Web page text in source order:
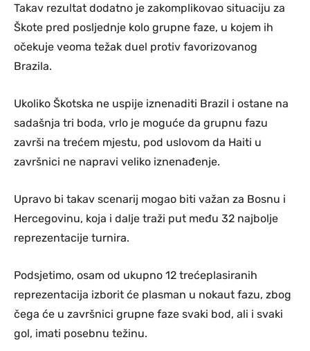
Takav rezultat dodatno je zakomplikovao situaciju za
Škote pred posljednje kolo grupne faze, u kojem ih
očekuje veoma težak duel protiv favorizovanog
Brazila.
Ukoliko Škotska ne uspije iznenaditi Brazil i ostane na
sadašnja tri boda, vrlo je moguće da grupnu fazu
završi na trećem mjestu, pod uslovom da Haiti u
završnici ne napravi veliko iznenađenje.
Upravo bi takav scenarij mogao biti važan za Bosnu i
Hercegovinu, koja i dalje traži put među 32 najbolje
reprezentacije turnira.
Podsjetimo, osam od ukupno 12 trećeplasiranih
reprezentacija izborit će plasman u nokaut fazu, zbog
čega će u završnici grupne faze svaki bod, ali i svaki
gol, imati posebnu težinu.